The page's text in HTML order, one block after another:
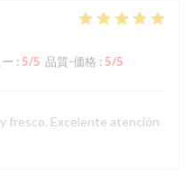
: 5/5 品質-価格 : 5/5
fresco. Excelente atención